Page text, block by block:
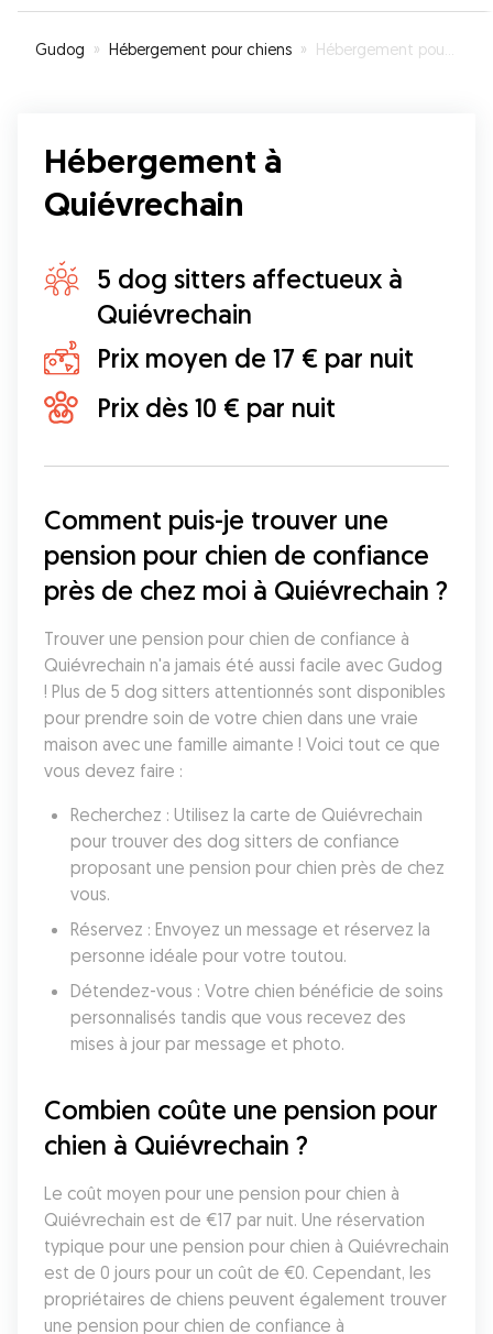
Gudog » Hébergement pour chiens » Hébergement pour votre chien à Quiévrechain
Hébergement à
Quiévrechain
5 dog sitters affectueux à
Quiévrechain
Prix moyen de 17 € par nuit
Prix dès 10 € par nuit
Comment puis-je trouver une
pension pour chien de confiance
près de chez moi à Quiévrechain ?
Trouver une pension pour chien de confiance à
Quiévrechain n'a jamais été aussi facile avec Gudog
! Plus de 5 dog sitters attentionnés sont disponibles
pour prendre soin de votre chien dans une vraie
maison avec une famille aimante ! Voici tout ce que
vous devez faire :
Recherchez : Utilisez la carte de Quiévrechain
pour trouver des dog sitters de confiance
proposant une pension pour chien près de chez
vous.
Réservez : Envoyez un message et réservez la
personne idéale pour votre toutou.
Détendez-vous : Votre chien bénéficie de soins
personnalisés tandis que vous recevez des
mises à jour par message et photo.
Combien coûte une pension pour
chien à Quiévrechain ?
Le coût moyen pour une pension pour chien à
Quiévrechain est de €17 par nuit. Une réservation
typique pour une pension pour chien à Quiévrechain
est de 0 jours pour un coût de €0. Cependant, les
propriétaires de chiens peuvent également trouver
une pension pour chien de confiance à